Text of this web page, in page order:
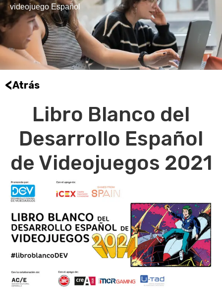
videojuego Español
<Atrás
Libro Blanco del
Desarrollo Español
de Videojuegos 2021